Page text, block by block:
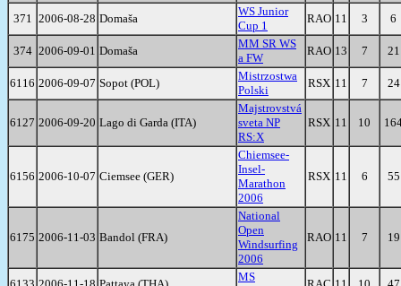
371 2006-08-28 Domaša
WS Junior
Cup 1
RAO 11 3 6
374 2006-09-01 Domaša
MM SR WS
a FW
RAO 13 7 21
6116 2006-09-07 Sopot (POL)
Mistrzostwa
Polski
RSX 11 7 24
6127 2006-09-20 Lago di Garda (ITA)
Majstrovstvá
sveta NP
RS:X
RSX 11 10
6156 2006-10-07 Ciemsee (GER)
Chiemsee-
Insel-
Marathon
2006
RSX 11 6 55
6175 2006-11-03 Bandol (FRA)
National
Open
Windsurfing
2006
RAO 11 7 19
MS